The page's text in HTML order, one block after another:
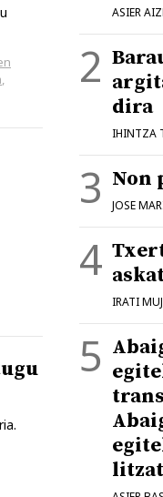
,
ASIER
dira
IHINTZA
Non
JOSE
IRATI